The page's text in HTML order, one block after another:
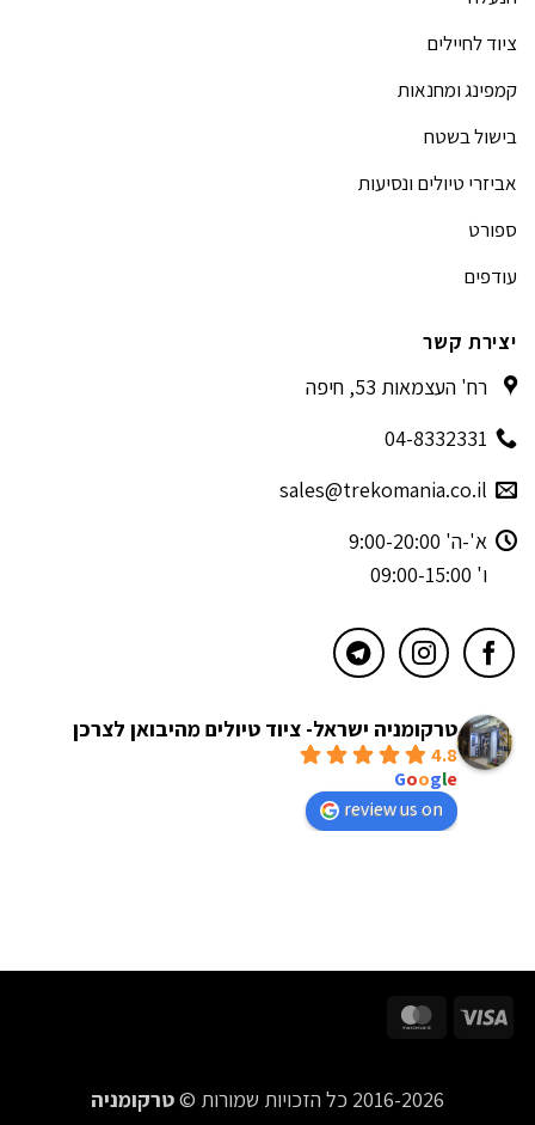
ציוד לחיילים
קמפינג ומחנאות
בישול בשטח
אביזרי טיולים ונסיעות
ספורט
עודפים
יצירת קשר
רח' העצמאות 53, חיפה
04-8332331
sales@trekomania.co.il
א'-ה' 9:00-20:00
ו' 09:00-15:00
טרקומניה ישראל- ציוד טיולים מהיבואן לצרכן
4.8
Google
review us on
Visa
2016-2026 כל הזכויות שמורות © טרקומניה